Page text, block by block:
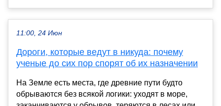
11:00, 24 Июн
Дороги, которые ведут в никуда: почему
ученые до сих пор спорят об их назначении
На Земле есть места, где древние пути будто
обрываются без всякой логики: уходят в море,